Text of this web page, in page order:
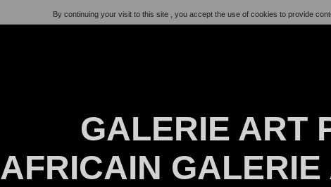
By continuing your visit to this site , you accept the use of cookies to provide
GALERIE ART
AFRICAIN GALERIE